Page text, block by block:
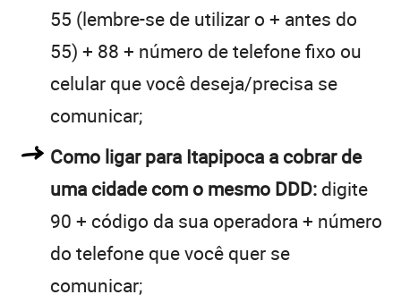
55 (lembre-se de utilizar o + antes do
55) + 88 + número de telefone fixo ou
celular que você deseja/precisa se
comunicar;
Como ligar para Itapipoca a cobrar de
uma cidade com o mesmo DDD: digite
90 + código da sua operadora + número
do telefone que você quer se
comunicar;